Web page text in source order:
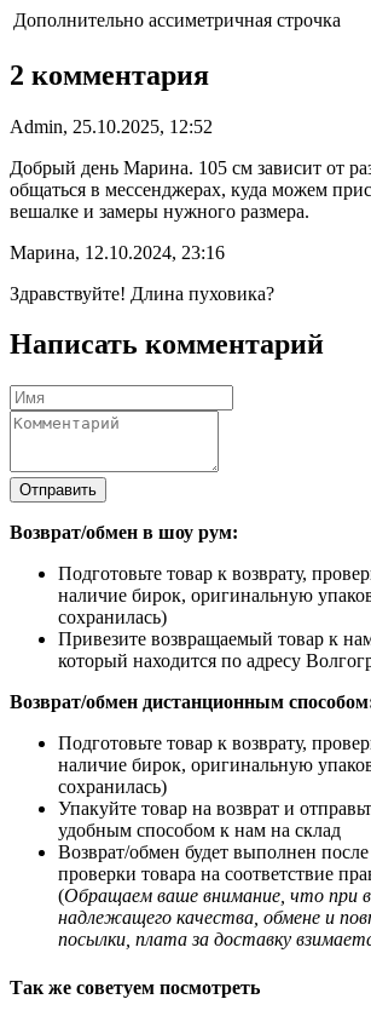
Дополнительно ассиметричная строчка
2 комментария
Admin, 25.10.2025, 12:52
Добрый день Марина. 105 см зависит от
общаться в мессенджерах, куда можем
вешалке и замеры нужного размера.
Марина, 12.10.2024, 23:16
Здравствуйте! Длина пуховика?
Написать комментарий
Отправить
Возврат/обмен в шоу рум:
Подготовьте товар к возврату,
наличие бирок, оригинальную
сохранилась)
Привезите возвращаемый товар к
который находится по адресу
Возврат/обмен дистанционным
Подготовьте товар к возврату,
наличие бирок, оригинальную
сохранилась)
Упакуйте товар на возврат и
удобным способом к нам на склад
Возврат/обмен будет выполнен
проверки товара на соответствие
(Обращаем ваше внимание, что при
надлежащего качества, обмене и
посылки, плата за доставку
Так же советуем посмотреть